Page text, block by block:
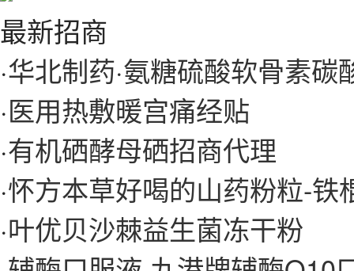
最新招商
·华北制药·氨糖硫酸软骨素碳
·医用热敷暖宫痛经贴
·有机硒酵母硒招商代理
·怀方本草好喝的山药粉粒-铁
·叶优贝沙棘益生菌冻干粉